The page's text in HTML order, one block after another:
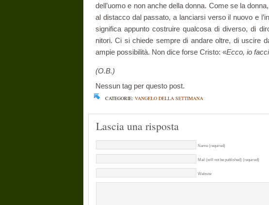
dell’uomo e non anche della donna. Come se la
al distacco dal passato, a lanciarsi verso il nuovo e
significa appunto costruire qualcosa di diverso, di
nitori. Ci si chiede sempre di andare oltre, di uscire
ampie possibilità. Non dice forse Cristo: «Ecco, io
(O.B.)
Nessun tag per questo post.
CATEGORIE: VANGELO DELLA SETTIMANA
Lascia una risposta
Name (required)
Mail (will not be published) (required)
Website